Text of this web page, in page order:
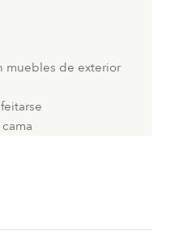
muebles de exterior